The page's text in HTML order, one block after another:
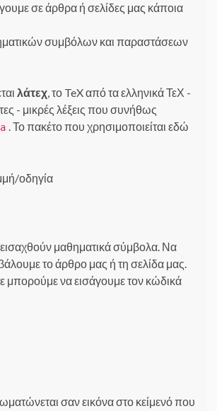
σε άρθρα ή σελίδες μας κάποια
συμβόλων και παραστάσεων
λάτεχ, το TeX από τα ελληνικά ΤεΧ -
- μικρές λέξεις που συνήθως
. Το πακέτο που χρησιμοποιείται εδώ
οδηγία
μαθηματικά σύμβολα. Να
το άρθρο μας ή τη σελίδα μας.
μπορούμε να εισάγουμε τον κώδικά
σαν εικόνα στο κείμενό που